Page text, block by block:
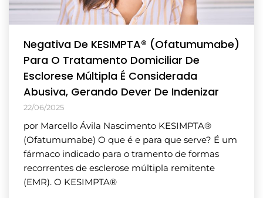
Negativa De KESIMPTA® (Ofatumumabe)
Para O Tratamento Domiciliar De
Esclorese Múltipla É Considerada
Abusiva, Gerando Dever De Indenizar
22/06/2025
por Marcello Ávila Nascimento KESIMPTA®
(Ofatumumabe) O que é e para que serve? É um
fármaco indicado para o tramento de formas
recorrentes de esclerose múltipla remitente
(EMR). O KESIMPTA®